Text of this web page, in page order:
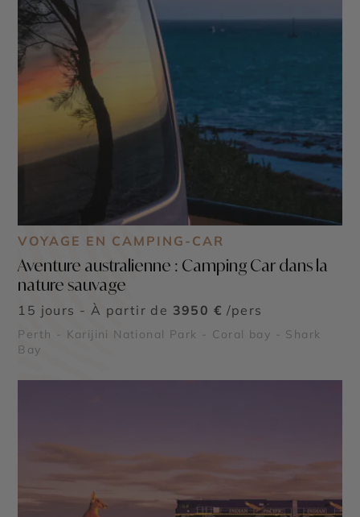
VOYAGE EN CAMPING-CAR
Aventure australienne : Camping Car dans la
nature sauvage
15 jours - À partir de 3950 € /pers
Perth - Karijini National Park - Coral bay - Shark
Bay